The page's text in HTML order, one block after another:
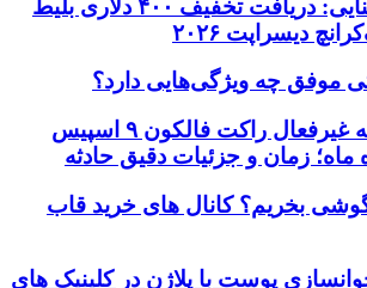
فرصت استثنایی: دریافت تخفیف ۴۰۰ دلاری بلیط
دیسراپت ۲۰۲۶
موفق چه ویژگی‌هایی دارد؟
برخورد قطعه غیرفعال راکت فالکون ۹ اسپیس
ماه؛ زمان و جزئیات دقیق حادثه
بخریم؟ کانال های خرید قاب
پوست با پلاژن در کلینیک های